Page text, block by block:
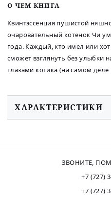
O ЧЕМ КНИГА
Квинтэссенция пушистой
очаровательный котенок Чи
года. Каждый, кто имел или
сможет взглянуть без улыбки
глазами котика (на самом деле
ХАРАКТЕРИСТИКИ
ЗВОНИТЕ,
+7 (727)
+7 (727)